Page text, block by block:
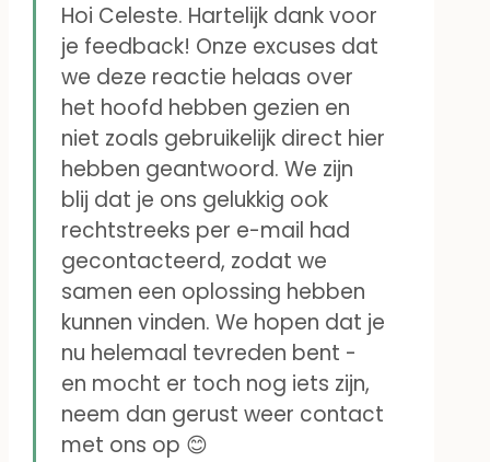
Hoi Celeste. Hartelijk dank voor
je feedback! Onze excuses dat
we deze reactie helaas over
het hoofd hebben gezien en
niet zoals gebruikelijk direct hier
hebben geantwoord. We zijn
blij dat je ons gelukkig ook
rechtstreeks per e-mail had
gecontacteerd, zodat we
samen een oplossing hebben
kunnen vinden. We hopen dat je
nu helemaal tevreden bent -
en mocht er toch nog iets zijn,
neem dan gerust weer contact
met ons op 😊